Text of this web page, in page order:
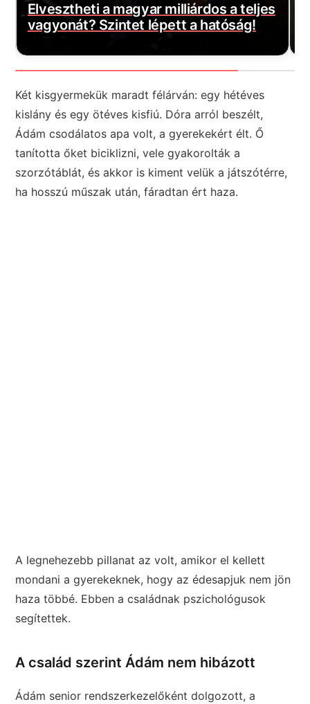
Elvesztheti a magyar milliárdos a teljes
vagyonát? Szintet lépett a hatóság!
Két kisgyermekük maradt félárván: egy hétéves
kislány és egy ötéves kisfiú. Dóra arról beszélt,
Ádám csodálatos apa volt, a gyerekekért élt. Ő
tanította őket biciklizni, vele gyakorolták a
szorzótáblát, és akkor is kiment velük a játszótérre,
ha hosszú műszak után, fáradtan ért haza.
A legnehezebb pillanat az volt, amikor el kellett
mondani a gyerekeknek, hogy az édesapjuk nem jön
haza többé. Ebben a családnak pszichológusok
segítettek.
A család szerint Ádám nem hibázott
Ádám senior rendszerkezelőként dolgozott, a